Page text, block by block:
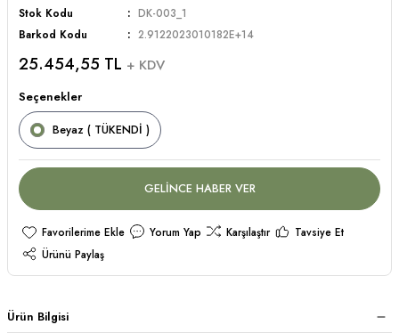
Stok Kodu
DK-003_1
Barkod Kodu
2.9122023010182E+14
25.454,55 TL + KDV
Seçenekler
Beyaz ( TÜKENDİ )
GELİNCE HABER VER
Yorum Yap Karşılaştır
Tavsiye Et
Ürünü Paylaş
Ürün Bilgisi